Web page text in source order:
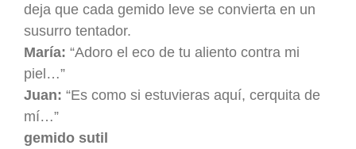
deja que cada gemido leve se convierta en un
susurro tentador.
María: “Adoro el eco de tu aliento contra mi
piel…”
Juan: “Es como si estuvieras aquí, cerquita de
mí…”
gemido sutil